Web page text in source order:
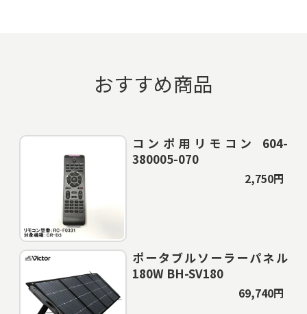
おすすめ商品
コンポ用リモコン 604-
380005-070
2,750円
ポータブルソーラーパネル
180W BH-SV180
69,740円